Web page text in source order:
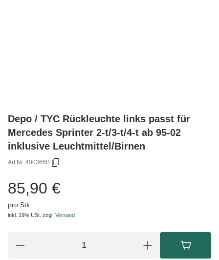
Depo / TYC Rückleuchte links passt für
Mercedes Sprinter 2-t/3-t/4-t ab 95-02
inklusive Leuchtmittel/Birnen
Art.Nr.:400366B
85,90 €
pro Stk
inkl. 19% USt. zzgl. Versand